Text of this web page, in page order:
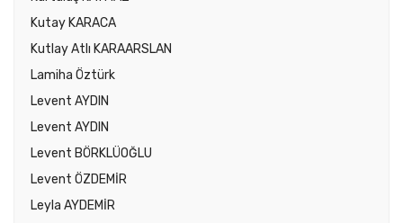
Kutay KARACA
Kutlay Atlı KARAARSLAN
Lamiha Öztürk
Levent AYDIN
Levent AYDIN
Levent BÖRKLÜOĞLU
Levent ÖZDEMİR
Leyla AYDEMİR